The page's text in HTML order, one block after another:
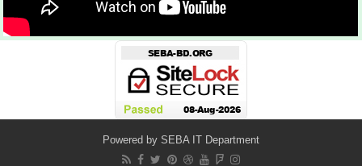
Powered by SEBA IT Department